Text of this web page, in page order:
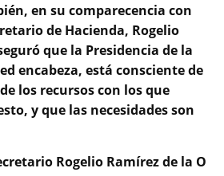
en su comparecencia con
de Hacienda, Rogelio
que la Presidencia de la
encabeza, está consciente de
los recursos con los que
y que las necesidades son
Rogelio Ramírez de la O